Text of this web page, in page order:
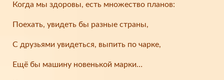
Когда мы здоровы, есть множество планов:
Поехать, увидеть бы разные страны,
С друзьями увидеться, выпить по чарке,
Ещё бы машину новенькой марки…